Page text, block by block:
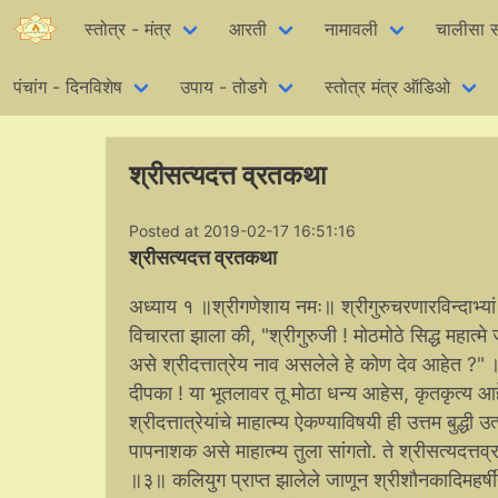
स्तोत्र - मंत्र आरती नामावली चालीसा
पंचांग - दिनविशेष उपाय - तोडगे स्तोत्र मंत्र ऑडिओ
श्रीसत्यदत्त व्रतकथा
Posted at 2019-02-17 16:51:16
श्रीसत्यदत्त व्रतकथा
अध्याय १ ॥श्रीगणेशाय नमः॥ श्रीगुरुचरणारविन्दाभ्यां नमः॥ वेदधर्मामुनींचा सच्छिष्य श्रीदीपक, एके दिवशी त्यांना असे विचारता झाला की, "श्रीगुरुजी ! मोठमोठे सिद्ध महात्मे ज्याला वंदन करतात व ज्याचे सर्वश्रेष्‍ठ चरित्र वर्णन करतात, असे श्रीदत्तात्रेय नाव असलेले हे कोण देव आहेत ?" ॥१॥ शिष्याचा प्रश्न ऐकून श्रीवेदधर्माऋषी म्हणाले की, "हे दीपका ! या भूतलावर तू मोठा धन्य आहेस, कृतकृत्य आहेस व तसाच अत्यंत भाग्यवानही आहेस; कारण तुला श्रीदत्तात्रेयांचे माहात्म्य ऐकण्याविषयी ही उत्तम बुद्धी उत्पन्न झाली आहे. ॥२॥ योगीश्वर श्रीदत्तप्रभूंचे श्रेष्‍ठ व पापनाशक असे माहात्म्य तुला सांगतो. ते श्रीसत्यदत्तव्रतातून व्यक्त होणारे असून मनुष्यांना तात्काळ सिद्धी देणारे आहे. ॥३॥ कलियुग प्राप्त झालेले जाणून श्रीशौनकादिमहर्षींनी स्वर्गलोक मिळविण्याकरिता एक सहस्त्रसंवत्सरपर्यंत चालणारा सत्रयाग सुरु केला. ॥४॥ एके दिवशी प्रातःकाळी ते ऋषी श्रीअग्निनारायणाला हविर्भाग देऊन स्वस्थ बसले असता, मान्य अशा पुराणज्ञ श्रीसूतांना त्यांनी आदराने असा प्रश्न केला. ॥५॥ ऋषी असे म्हणाले की, "हे महाबुद्धिमान् व सर्व शास्त्रात निष्णात असणार्‍या सूता ! सच्चिदानंदरुप श्रीदत्तदेवस्वरुपी वासुदेवाचे, मनुष्यांना सर्व संपत्ती व श्रेष्‍ठ आनंद देणारे माहात्म्य आम्हाला सांग व त्या श्रीप्रभूंची सर्व बाजूने योगप्रभाव व्यक्त करणारी आख्यानेही सांग.॥६-७॥ त्याच्या भक्तांना अतुलनीय ऐश्वर्य प्राप्त झाले असे आम्ही ऐकले आहे." ॥८॥ श्रीसूत त्यांना असे म्हणाले की, "हे वेदवेदांगनिष्णात ऋषीहो ! आपण सर्व सावधानतेने श्रवण करा. श्रीदत्तात्रेयांच्या कृपाप्रसादाने पूर्वी जसे ऐकले तसे त्या प्रभूंचे माहात्म्य, तुमच्या संतोषाकरिता मी तुम्हाला सांगतो, ते तुम्ही एकचित्ताने ऐका. ॥९॥ ब्रह्मज्ञवरीयान् अशी पदवी असणारे म्हणजे सहाव्या ज्ञानभूमिकेवर आरुढ झालेले श्रीअत्रिमहर्षी श्रीब्रह्मदेवांच्या प्रेरणेने, पुत्रपाप्तीकरिता त्रिगुणांचा अधिपती जो परमात्मा, त्याची उपासना करावी म्हणून श्रीअनसूया या आपल्या पत्नीसह ऋक्ष नावाच्या कुलपर्वतावर गेले. ॥१०॥ चित्त ताब्यात ठेवून व केवळ वायूचा आहार करुन तप करणार्‍या द्वंद्वातीत श्रीअत्रिमुनींनी, श्रीगरुडासनावर राहून त्या एकमेवाद्वितीय परमात्म्याचे ध्यान, तसा पुत्र व्हावा म्हणून शंभर वर्षे केले. ॥११॥ अशी तपश्चर्या झाल्यावर, त्या तपाने संतुष्‍ट होऊन वर देण्याची ज्यांना उत्कट इच्छा आहे असे श्रीब्रह्मा, श्रीविष्णू व श्रीमहेश्वर हे तिन्ही देव आपापली चिन्हे धारण करुन श्रीअत्रिऋषींच्या आश्रमात प्राप्त झाले. ॥१२॥ आणि असे म्हणाले की, "हे ऋषे ! तू सत्यसंकल्प आहेस व तुझे मनीषित असत्य होणार नाही. ज्या एक तत्त्वाचे तू आजपर्यंत ध्यान केलेस, ते आमच्यापेक्षा अन्य कोण आहे ? ॥१३॥ माझ्यासारखा पुत्र मिळावा म्हणून तू ध्यान केलेस, याकरिता तुझे झालेले श्रम सफल होण्याकरिता, मी सर्वस्वरुप असा माझा आत्माच तुला दिला आहे." ॥१४॥ याप्रमाणे तीनही देवांनी श्री अत्रिमुनींना वर देऊन ते तत्काळ गुप्त झाले. नंतर चतुर्भुज श्रीदत्तात्रेय श्रीअत्रिऋषींसमोर प्रकट झाले. ॥१५॥ नित्यतृप्त असे भगवान् श्रीदत्तप्रभू, आपली भक्ताधीनता दाखविण्याकरिता, मातापितरांना संतोष देत योगमायेसह त्या आश्रमात राहिले. ॥१६॥ नंतर कोणे एके काळी, एक ब्राह्मण, गर्भादानादि सर्व संस्कार ज्याचे झाले आहेत असा, वेदवेदांगांचे अध्ययन करुन आश्रमधर्माचे अनुष्‍ठानही ज्याने केले आहे असा, एके ठिकाणी राहात होता. ॥१७॥ विवेकवैरागयादिसाधनचतुष्‍टयसंपन्न व अभय, सत्त्वशुद्धी इत्यादि श्रीमद्‌भगवदीतोक्त दैवी संपत्तीने युक्त असूनही, अनेक शास्त्रे श्रवण करुन झालेल्या धर्मामुळे तो ब्राह्मण चित्तशांती मिळवू शकला नाही. ॥१८॥ श्रीसद्गुरुंनी सांगितलेली उपासना केली असता चित्त स्थिर होऊन तत्त्वबोध उत्पन्न होतो म्हणून उपनिषत्प्रतिपाद्य श्रीदत्तांचे ध्यान- पूजन प्रयत्नपूर्वक करुनही, दर्शन न झाल्यामुळे खिन्नचित्त झालेल्या व विषाद्, शोक यांनी युक्त असणार्‍या त्या ब्राह्मणास तारण्याकरिता, योगश्रीमान् दिगंबर श्रीदत्तप्रभू त्याच्यासमोर प्रगट झाले. ॥१९-२०॥ मनोहर मार्गशीर्ष मास, शुक्लपक्ष पौर्णिमा तिथी, मृग नक्षत्र, गुरुवार अशा समयी प्रदोषकाळी भगवान् श्रीदत्तात्रेय प्रगट झाले. ॥२१॥ आणि त्या ब्राह्मणास असे म्हणाले की, "हे विप्रा ! तू खिन्न असल्यासारखा दिसतो आहेस. तुझ्या खिन्नतेचे कारण काय असेल ते सर्व माझ्यासमोर सांग." ॥२२॥ त्या वेळी भक्तियुक्त अंतःकरणाने नम्र होऊन भगवान् श्रीदत्तात्रेयांना नमस्कार करुन तो ब्राह्मण असे म्हणाला की, "ज्ञानवान् पुरुष अनर्थापासून मुक्त होतो असे ऐकून, त्या इच्छेने, मी अनेक शास्त्रांचे श्रवण केले; परंतु माझा भ्रम गेला नाही. ॥२३॥ तेव्हा यांपैकी कोणता मार्ग श्रेयस्कर, कोणता कल्याणकारक, कोणता निर्भय व कोणता मार्ग सुगम आहे, हे सद्गुरो ! तो कृपा करुन मला सांगा." ॥२४॥ श्रीदत्त असे म्हणाले की, "तुझा प्रश्न अत्यंत योग्य आहे. म्हणून मी आता सांगतो ते लक्षपूर्वक श्रवण कर. श्रुतीने प्रतिपादन केलेले, युक्तीने सिद्ध झालेले व अनुभवास आलेले जे सत्य ते तुला सांगतो. ॥२५॥ मी ही ईश्वराची आराधनाच करीत आहे, अशी बुद्धी ठेवून स्वधर्माचे अनुष्‍ठान करीत राहिल्याने सदाचरणी लोकांवर ईश्वराचा प्रसाद होतो. म्हणजे तद्रूप श्रीसद्गुरु सुलभ होतात. ॥२६॥ श्रीसद्गुरुंचा उत्तम प्रसाद झाला